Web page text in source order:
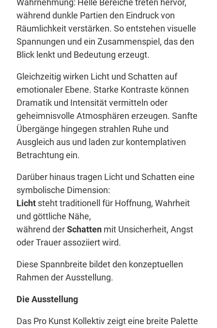
Wahrnehmung: Helle Bereiche treten hervor,
während dunkle Partien den Eindruck von
Räumlichkeit verstärken. So entstehen visuelle
Spannungen und ein Zusammenspiel, das den
Blick lenkt und Bedeutung erzeugt.
Gleichzeitig wirken Licht und Schatten auf
emotionaler Ebene. Starke Kontraste können
Dramatik und Intensität vermitteln oder
geheimnisvolle Atmosphären erzeugen. Sanfte
Übergänge hingegen strahlen Ruhe und
Ausgleich aus und laden zur kontemplativen
Betrachtung ein.
Darüber hinaus tragen Licht und Schatten eine
symbolische Dimension:
Lichtsteht traditionell für Hoffnung, Wahrheit
und göttliche Nähe,
während derSchattenmit Unsicherheit, Angst
oder Trauer assoziiert wird.
Diese Spannbreite bildet den konzeptuellen
Rahmen der Ausstellung.
Die Ausstellung
Das Pro Kunst Kollektiv zeigt eine breite Palette